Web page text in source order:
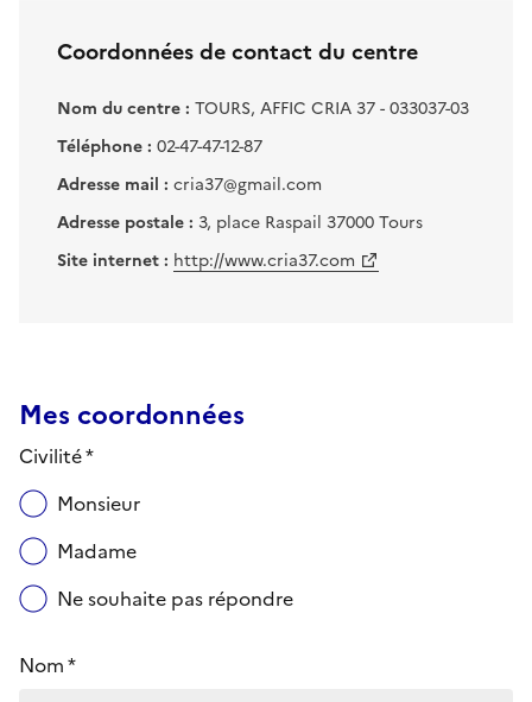
Coordonnées de contact du centre
Nom du centre : TOURS, AFFIC CRIA 37 - 033037-03
Téléphone : 02-47-47-12-87
Adresse mail : cria37@gmail.com
Adresse postale : 3, place Raspail 37000 Tours
Site internet : http://www.cria37.com
Mes coordonnées
Civilité *
Monsieur
Madame
Ne souhaite pas répondre
Nom *